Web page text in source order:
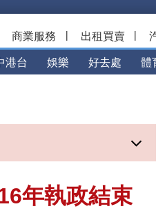
商業服務 | 出租買賣 |
港台 娛樂 好去處 體
年執政結束